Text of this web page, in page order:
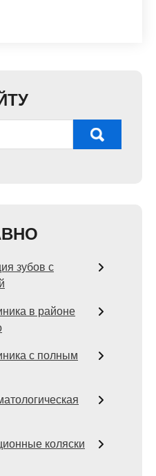
зубов с
в районе
с полным
коляски